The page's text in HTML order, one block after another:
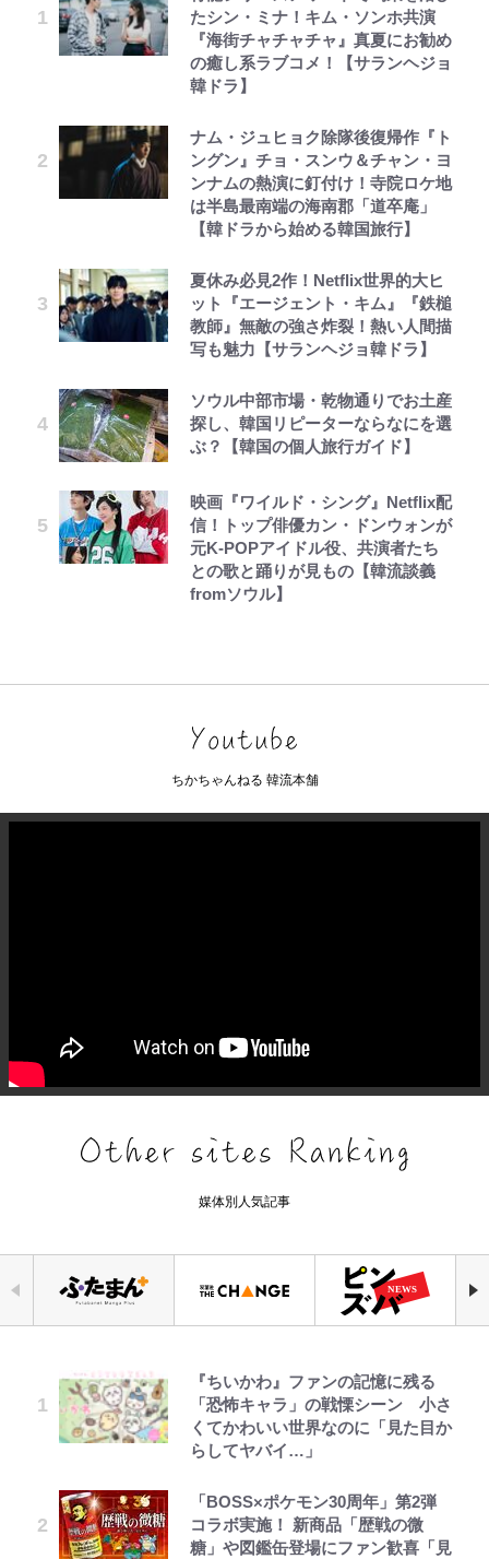
たシン・ミナ！キム・ソンホ共演
『海街チャチャチャ』真夏にお勧め
の癒し系ラブコメ！【サランヘジョ
韓ドラ】
ナム・ジュヒョク除隊後復帰作『ト
ングン』チョ・スンウ＆チャン・ヨ
ンナムの熱演に釘付け！寺院ロケ地
は半島最南端の海南郡「道卒庵」
【韓ドラから始める韓国旅行】
夏休み必見2作！Netflix世界的大ヒ
ット『エージェント・キム』『鉄槌
教師』無敵の強さ炸裂！熱い人間描
写も魅力【サランヘジョ韓ドラ】
ソウル中部市場・乾物通りでお土産
探し、韓国リピーターならなにを選
ぶ？【韓国の個人旅行ガイド】
映画『ワイルド・シング』Netflix配
信！トップ俳優カン・ドンウォンが
元K-POPアイドル役、共演者たち
との歌と踊りが見もの【韓流談義
fromソウル】
ちかちゃんねる 韓流本舗
媒体別人気記事
『ちいかわ』ファンの記憶に残る
「恐怖キャラ」の戦慄シーン 小さ
くてかわいい世界なのに「見た目か
らしてヤバイ…」
「BOSS×ポケモン30周年」第2弾
コラボ実施！ 新商品「歴戦の微
糖」や図鑑缶登場にファン歓喜「見
元衆院議員・山尾志桜里が語る誹謗
中傷動画…「計り知れない」切り抜
き落選運動の影響と今語る「保育園
落ちた日本死ね」
FRUITS ZIPPER鎮西寿々歌が語る
『天才てれびくん』時代の学びと
22歳でアイドルの道を切り拓いた
「危ない」「やめて」第1子妊娠中
の田中みな実、ゴリゴリヒール着用
に心配の声…ザックリ衣装にも意見
続々
【川口春奈と結婚】板倉滉は「めっ
ちゃモテる」 年収7億円・お洒落・
包容力…超愛される日本代表
浅草は日本の心だゾ
公式-ヒロインが来る前に妊娠しま
した~詰んだはずの悪役令嬢です
が、どうやら違うようです~ 第1話
水準に耐えられないので貴族を目指
します~ 第37話(2)
空の轍と大地の雲と 第1回
アユは「怒らせて掛ける」魚だっ
た！ ルアーを追わせて釣りあげる
「アユイング」のオリジナリティ＆
おもしろさを知る
やってはいけない！「キャンプツー
リング」での「NGパッキング」7
選！ 安全＆快適につながる「荷物
｢お土産最高すぎ笑｣｢どうやって入
手？｣ブライトン帰還の三笘薫、同
僚に“ポケカ”をプレゼント！｢薫の
笑顔見れてよかった｣｢大喜びのリ
｢モデルやってる｣｢かっけぇ｣三笘
薫がブライトン新ユニのモデルで完